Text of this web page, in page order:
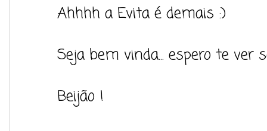
Ahhhh a Evita é demais :)
Seja bem vinda... espero te
Beijão !